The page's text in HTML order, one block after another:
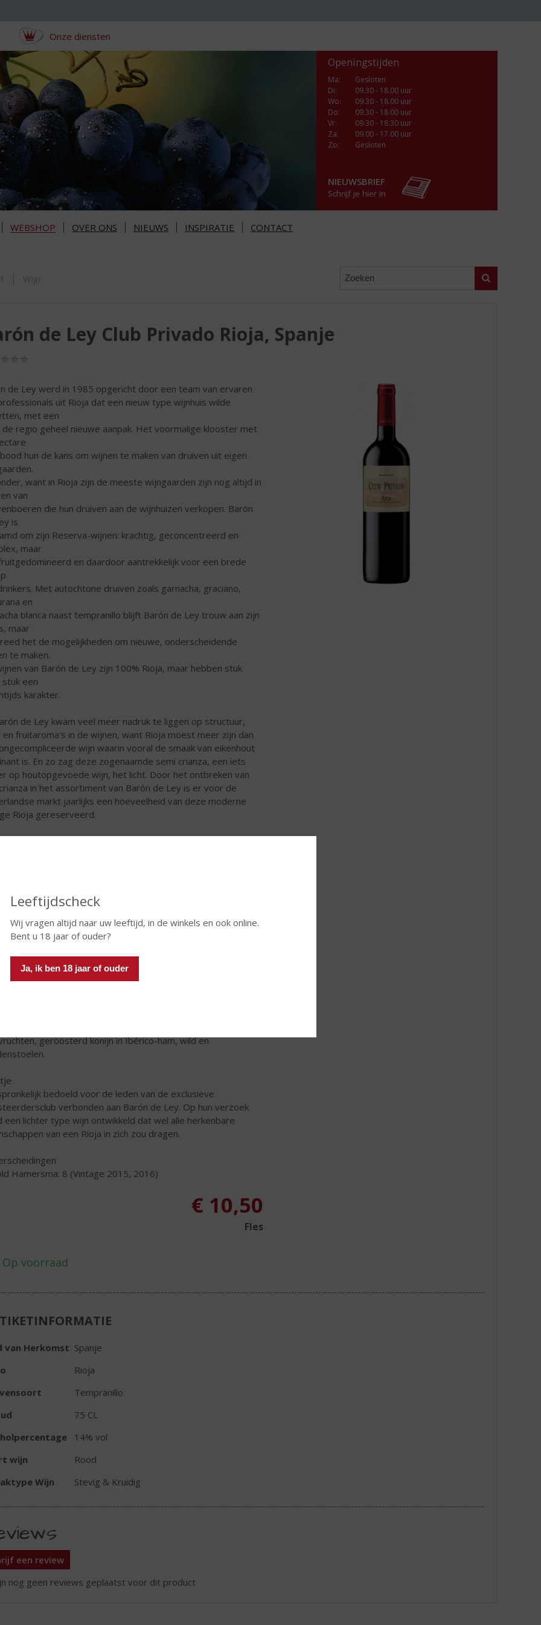
Leeftijdscheck
Wij vragen altijd naar uw leeftijd, in de winkels en ook online.
Bent u 18 jaar of ouder?
Ja, ik ben 18 jaar of ouder
Onze diensten
Openingstijden
Ma:
Gesloten
Di:
09.30 - 18.00 uur
Wo:
09.30 - 18.00 uur
Do:
09.30 - 18.00 uur
Vr:
09.30 - 18.30 uur
Za:
09.00 - 17.00 uur
Zo:
Gesloten
NIEUWSBRIEF
Schrijf je hier in
WEBSHOP OVER ONS NIEUWS INSPIRATIE CONTACT
Zoeken
Wijn
de Ley Club Privado Rioja, Spanje
de Ley werd in 1985 opgericht door een team van ervaren
uit Rioja dat een nieuw type wijnhuis wilde
met een
regio geheel nieuwe aanpak. Het voormalige klooster met
hun de kans om wijnen te maken van druiven uit eigen
want in Rioja zijn de meeste wijngaarden zijn nog altijd in
van
die hun druiven aan de wijnhuizen verkopen. Barón
is
om zijn Reserva-wijnen: krachtig, geconcentreerd en
maar
en daardoor aantrekkelijk voor een brede
Met autochtone druiven zoals garnacha, graciano,
en
blanca naast tempranillo blijft Barón de Ley trouw aan zijn
maar
het de mogelijkheden om nieuwe, onderscheidende
te maken.
van Barón de Ley zijn 100% Rioja, maar hebben stuk
een
karakter.
de Ley kwam veel meer nadruk te liggen op structuur,
en fruitaroma's in de wijnen, want Rioja moest meer zijn dan
wijn waarin vooral de smaak van eikenhout
is. En zo zag deze zogenaamde semi crianza, een iets
op houtopgevoede wijn, het licht. Door het ontbreken van
in het assortiment van Barón de Ley is er voor de
markt jaarlijks een hoeveelheid van deze moderne
Rioja gereserveerd.
vergisting in roestvrijstalen tanks rijpt de wijn vier maanden
eikenhouten vaten en aansluitend nog zes maanden
rond en sappig én karaktervol met aroma's van rijp rood fruit
geroosterd konijn in Ibérico-ham, wild en
bedoeld voor de leden van de exclusieve
verbonden aan Barón de Ley. Op hun verzoek
een lichter type wijn ontwikkeld dat wel alle herkenbare
van een Rioja in zich zou dragen.
Hamersma: 8 (Vintage 2015, 2016)
€ 10,50
Fles
van Herkomst Spanje
Rioja
Tempranillo
75 CL
14% vol
wijn
Rood
Wijn
Stevig & Kruidig
een review
nog geen reviews geplaatst voor dit product